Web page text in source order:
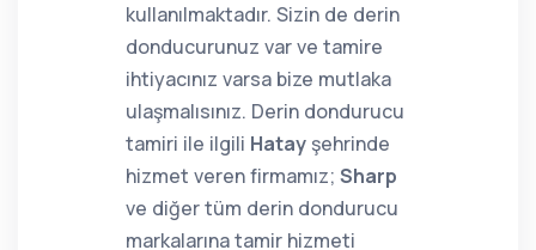
kullanılmaktadır. Sizin de derin
donducurunuz var ve tamire
ihtiyacınız varsa bize mutlaka
ulaşmalısınız. Derin dondurucu
tamiri ile ilgili Hatay şehrinde
hizmet veren firmamız; Sharp
ve diğer tüm derin dondurucu
markalarına tamir hizmeti